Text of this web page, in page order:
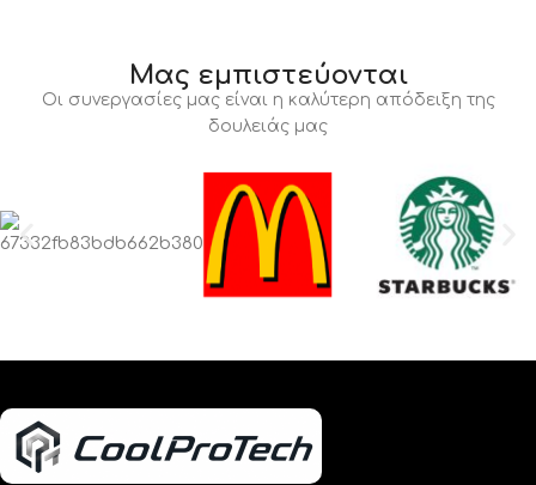
Μας εμπιστεύονται
Οι συνεργασίες μας είναι η καλύτερη απόδειξη της
δουλειάς μας